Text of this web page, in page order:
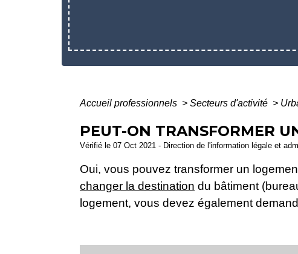
Accueil professionnels > Secteurs d'activité >
PEUT-ON TRANSFORMER
Vérifié le 07 Oct 2021 - Direction de l'information légale et
Oui, vous pouvez transformer un
changer la destination du bâtiment
logement, vous devez également